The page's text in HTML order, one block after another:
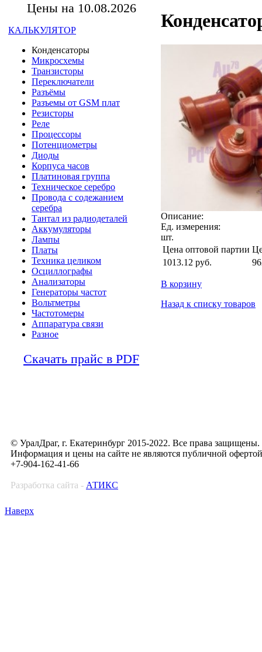
Цены на 10.08.2026
КАЛЬКУЛЯТОР
Конденсаторы
Микросхемы
Транзисторы
Переключатели
Разъёмы
Разъемы от GSM плат
Резисторы
Реле
Процессоры
Потенциометры
Диоды
Корпуса часов
Платиновая группа
Техническое серебро
Провода с содежанием
серебра
Тантал из радиодеталей
Аккумуляторы
Лампы
Платы
Техника целиком
Осциллографы
Анализаторы
Генераторы частот
Вольтметры
Частотомеры
Аппаратура связи
Разное
Скачать прайс в PDF
Описание:
Ед. измерения:
шт.
Цена оптовой партии
1013.12 руб.
В корзину
Назад к списку товаров
© УралДраг, г. Екатеринбург 2015-2022. Все права защищены.
Информация и цены на сайте не являются публичной офертой
+7-904-162-41-66
Разработка сайта - АТИКС
Наверх